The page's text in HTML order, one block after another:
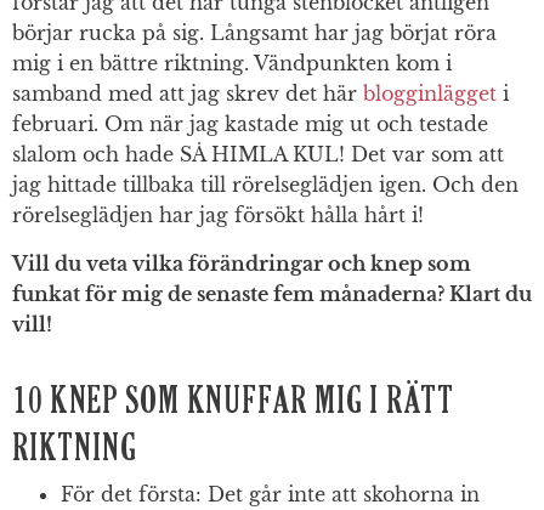
börjar rucka på sig. Långsamt har jag börjat röra
mig i en bättre riktning. Vändpunkten kom i
samband med att jag skrev det här blogginlägget i
februari. Om när jag kastade mig ut och testade
slalom och hade SÅ HIMLA KUL! Det var som att
jag hittade tillbaka till rörelseglädjen igen. Och den
rörelseglädjen har jag försökt hålla hårt i!
Vill du veta vilka förändringar och knep som
funkat för mig de senaste fem månaderna? Klart du
vill!
10 KNEP SOM KNUFFAR MIG I RÄTT
RIKTNING
För det första: Det går inte att skohorna in